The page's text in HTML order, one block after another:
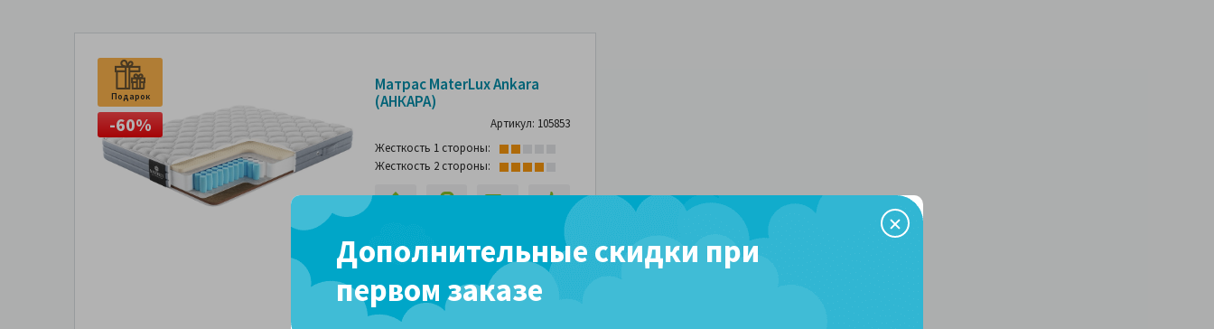
Подарок
-60%
Матрас MaterLux Ankara
(АНКАРА)
Артикул: 105853
Жесткость 1 стороны:
Жесткость 2 стороны:
170x190 - 66 390 руб.
Дополнительные скидки при
первом заказе